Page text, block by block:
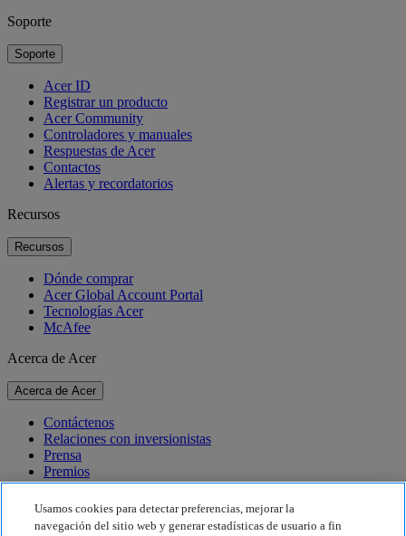
Soporte
Soporte
Acer ID
Registrar un producto
Acer Community
Controladores y manuales
Respuestas de Acer
Contactos
Alertas y recordatorios
Recursos
Recursos
Dónde comprar
Acer Global Account Portal
Tecnologías Acer
McAfee
Acerca de Acer
Acerca de Acer
Contáctenos
Relaciones con inversionistas
Prensa
Premios
Eventos
Sostenibilidad
Usamos cookies para detectar preferencias, mejorar la
navegación del sitio web y generar estadísticas de usuario a fin